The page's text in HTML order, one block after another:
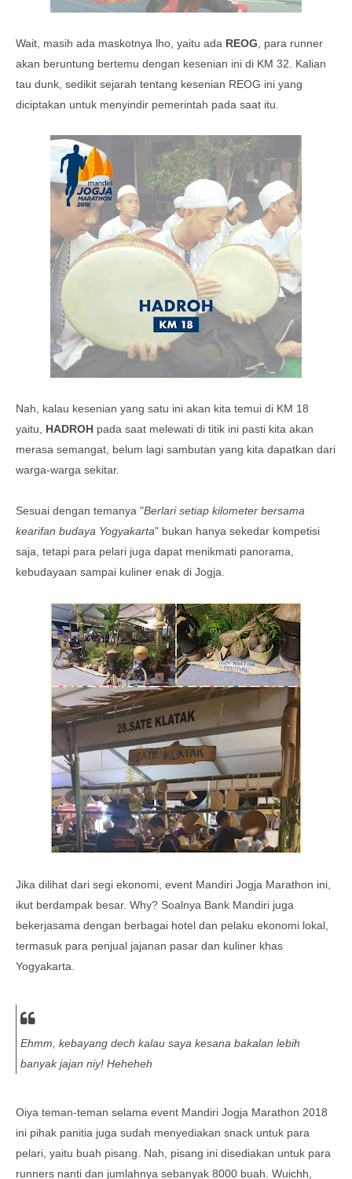
Wait, masih ada maskotnya lho, yaitu ada REOG , para runner
akan beruntung bertemu dengan kesenian ini di KM 32. Kalian
tau dunk, sedikit sejarah tentang kesenian REOG ini yang
diciptakan untuk menyindir pemerintah pada saat itu.
Nah, kalau kesenian yang satu ini akan kita temui di KM 18
yaitu, HADROH pada saat melewati di titik ini pasti kita akan
merasa semangat, belum lagi sambutan yang kita dapatkan dari
warga-warga sekitar.
Sesuai dengan temanya "Berlari setiap kilometer bersama
kearifan budaya Yogyakarta" bukan hanya sekedar kompetisi
saja, tetapi para pelari juga dapat menikmati panorama,
kebudayaan sampai kuliner enak di Jogja.
Jika dilihat dari segi ekonomi, event Mandiri Jogja Marathon ini,
ikut berdampak besar. Why? Soalnya Bank Mandiri juga
bekerjasama dengan berbagai hotel dan pelaku ekonomi lokal,
termasuk para penjual jajanan pasar dan kuliner khas
Yogyakarta.
Ehmm, kebayang dech kalau saya kesana bakalan lebih
banyak jajan niy! Heheheh
Oiya teman-teman selama event Mandiri Jogja Marathon 2018
ini pihak panitia juga sudah menyediakan snack untuk para
pelari, yaitu buah pisang. Nah, pisang ini disediakan untuk para
runners nanti dan jumlahnya sebanyak 8000 buah. Wuichh,